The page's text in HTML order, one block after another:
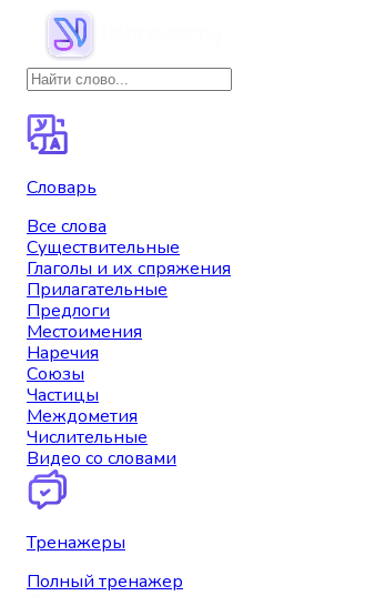
Словарь
Все слова
Существительные
Глаголы и их спряжения
Прилагательные
Предлоги
Местоимения
Наречия
Союзы
Частицы
Междометия
Числительные
Видео со словами
Тренажеры
Полный тренажер